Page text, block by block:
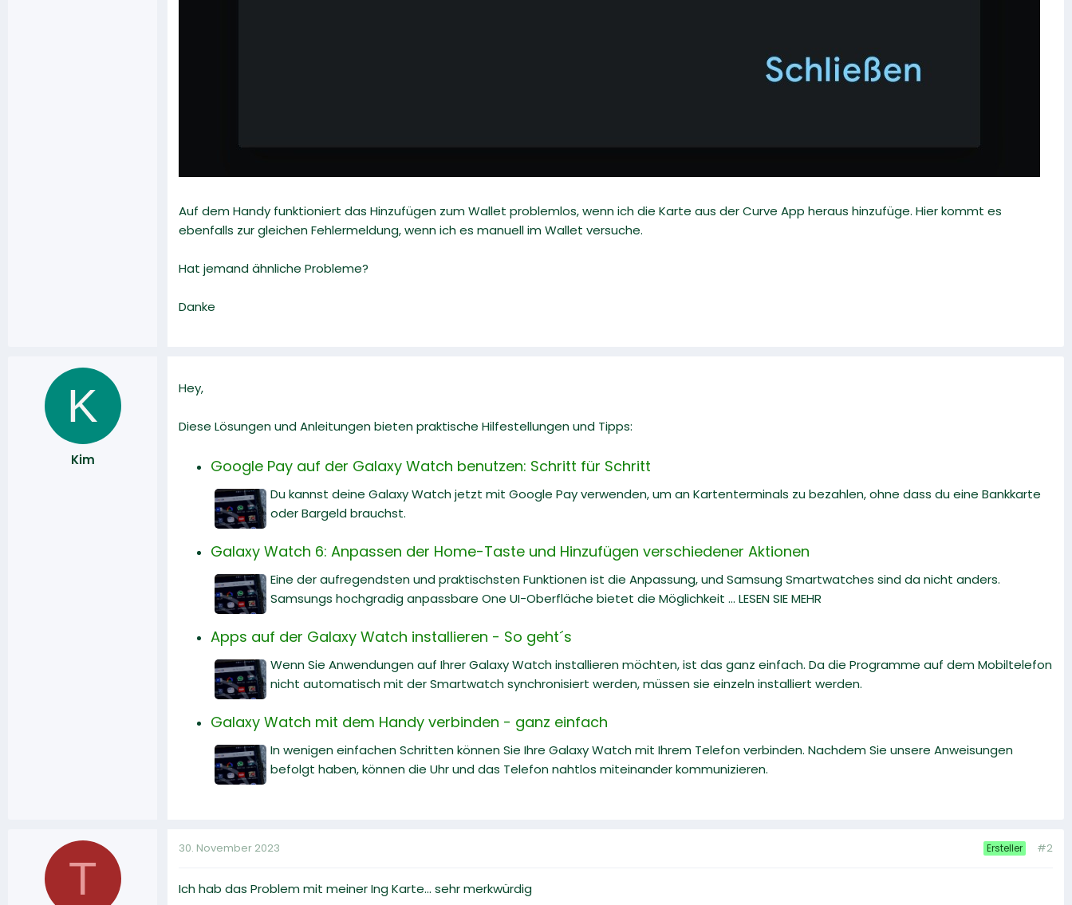
Auf dem Handy funktioniert das Hinzufügen zum Wallet problemlos, wenn ich die Karte aus der Curve App heraus hinzufüge. Hier kommt es
ebenfalls zur gleichen Fehlermeldung, wenn ich es manuell im Wallet versuche.
Hat jemand ähnliche Probleme?
Danke
K
Kim
Hey,
Diese Lösungen und Anleitungen bieten praktische Hilfestellungen und Tipps:
Google Pay auf der Galaxy Watch benutzen: Schritt für Schritt
Du kannst deine Galaxy Watch jetzt mit Google Pay verwenden, um an Kartenterminals zu bezahlen, ohne dass du eine Bankkarte
oder Bargeld brauchst.
Galaxy Watch 6: Anpassen der Home-Taste und Hinzufügen verschiedener Aktionen
Eine der aufregendsten und praktischsten Funktionen ist die Anpassung, und Samsung Smartwatches sind da nicht anders.
Samsungs hochgradig anpassbare One UI-Oberfläche bietet die Möglichkeit ... LESEN SIE MEHR
Apps auf der Galaxy Watch installieren - So geht´s
Wenn Sie Anwendungen auf Ihrer Galaxy Watch installieren möchten, ist das ganz einfach. Da die Programme auf dem Mobiltelefon
nicht automatisch mit der Smartwatch synchronisiert werden, müssen sie einzeln installiert werden.
Galaxy Watch mit dem Handy verbinden - ganz einfach
In wenigen einfachen Schritten können Sie Ihre Galaxy Watch mit Ihrem Telefon verbinden. Nachdem Sie unsere Anweisungen
befolgt haben, können die Uhr und das Telefon nahtlos miteinander kommunizieren.
T
30. November 2023 Ersteller #2
Ich hab das Problem mit meiner Ing Karte... sehr merkwürdig